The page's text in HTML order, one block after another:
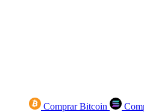
Comprar Bitcoin